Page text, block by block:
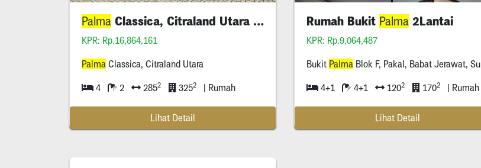
Palma Classica, Citraland Utara Hook Siap Huni
KPR: Rp.16,864,161
Palma Classica, Citraland Utara
4 2 2852 3252 | Rumah
Lihat Detail
Rumah Bukit Palma 2Lantai
KPR: Rp.9,064,487
Bukit Palma Blok F, Pakal, Babat Jerawat, Surabaya
4+1 4+1 1202 1702 | Rumah
Lihat Detail